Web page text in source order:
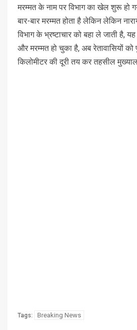
मरम्मत के नाम पर विभाग का खेल शुरू हो
बार-बार मरम्मत होता है लेकिन लेकिन
विभाग के भ्रष्टाचार को बहा ले जाती है,
और मरम्मत हो चुका है, अब रेतावासियों
किलोमीटर की दूरी तय कर तहसील
Tags: Breaking News